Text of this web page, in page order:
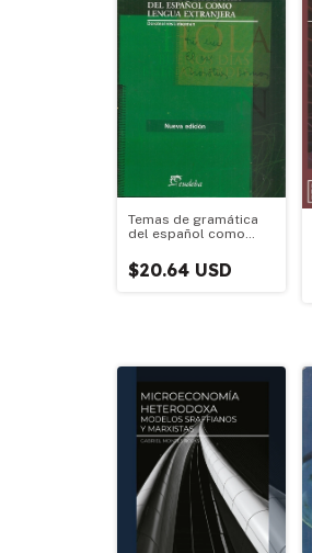
Temas de gramática
del español como
$20.64 USD